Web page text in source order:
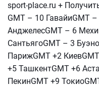
sport-place.ru +
GMT – 10 ГавайиGMT
АнджелесGMT – 6
СантьягоGMT – 3
ПарижGMT +2
+5 ТашкентGMT +6
ПекинGMT +9